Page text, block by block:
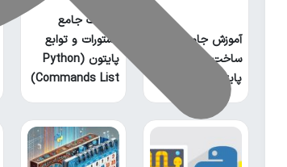
آموزش جامع
ساخت بازی منچ با
پایتون
فهرست جامع
دستورات و توابع
پایتون (Python
Commands List)